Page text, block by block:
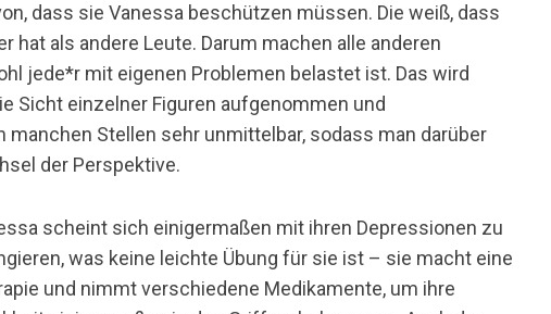
dass sie Vanessa beschützen müssen. Die weiß, dass
hat als andere Leute. Darum machen alle anderen
jede*r mit eigenen Problemen belastet ist. Das wird
Sicht einzelner Figuren aufgenommen und
Stellen sehr unmittelbar, sodass man darüber
der Perspektive.
scheint sich einigermaßen mit ihren Depressionen zu
was keine leichte Übung für sie ist – sie macht eine
und nimmt verschiedene Medikamente, um ihre